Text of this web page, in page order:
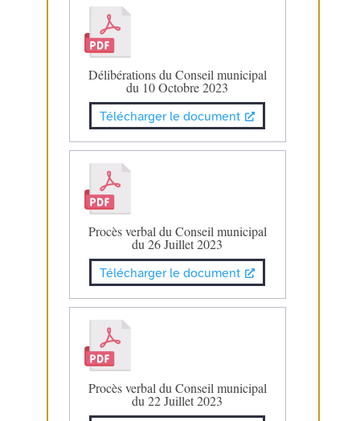
Délibérations du Conseil municipal
du 10 Octobre 2023
Télécharger le document
Procès verbal du Conseil municipal
du 26 Juillet 2023
Télécharger le document
Procès verbal du Conseil municipal
du 22 Juillet 2023